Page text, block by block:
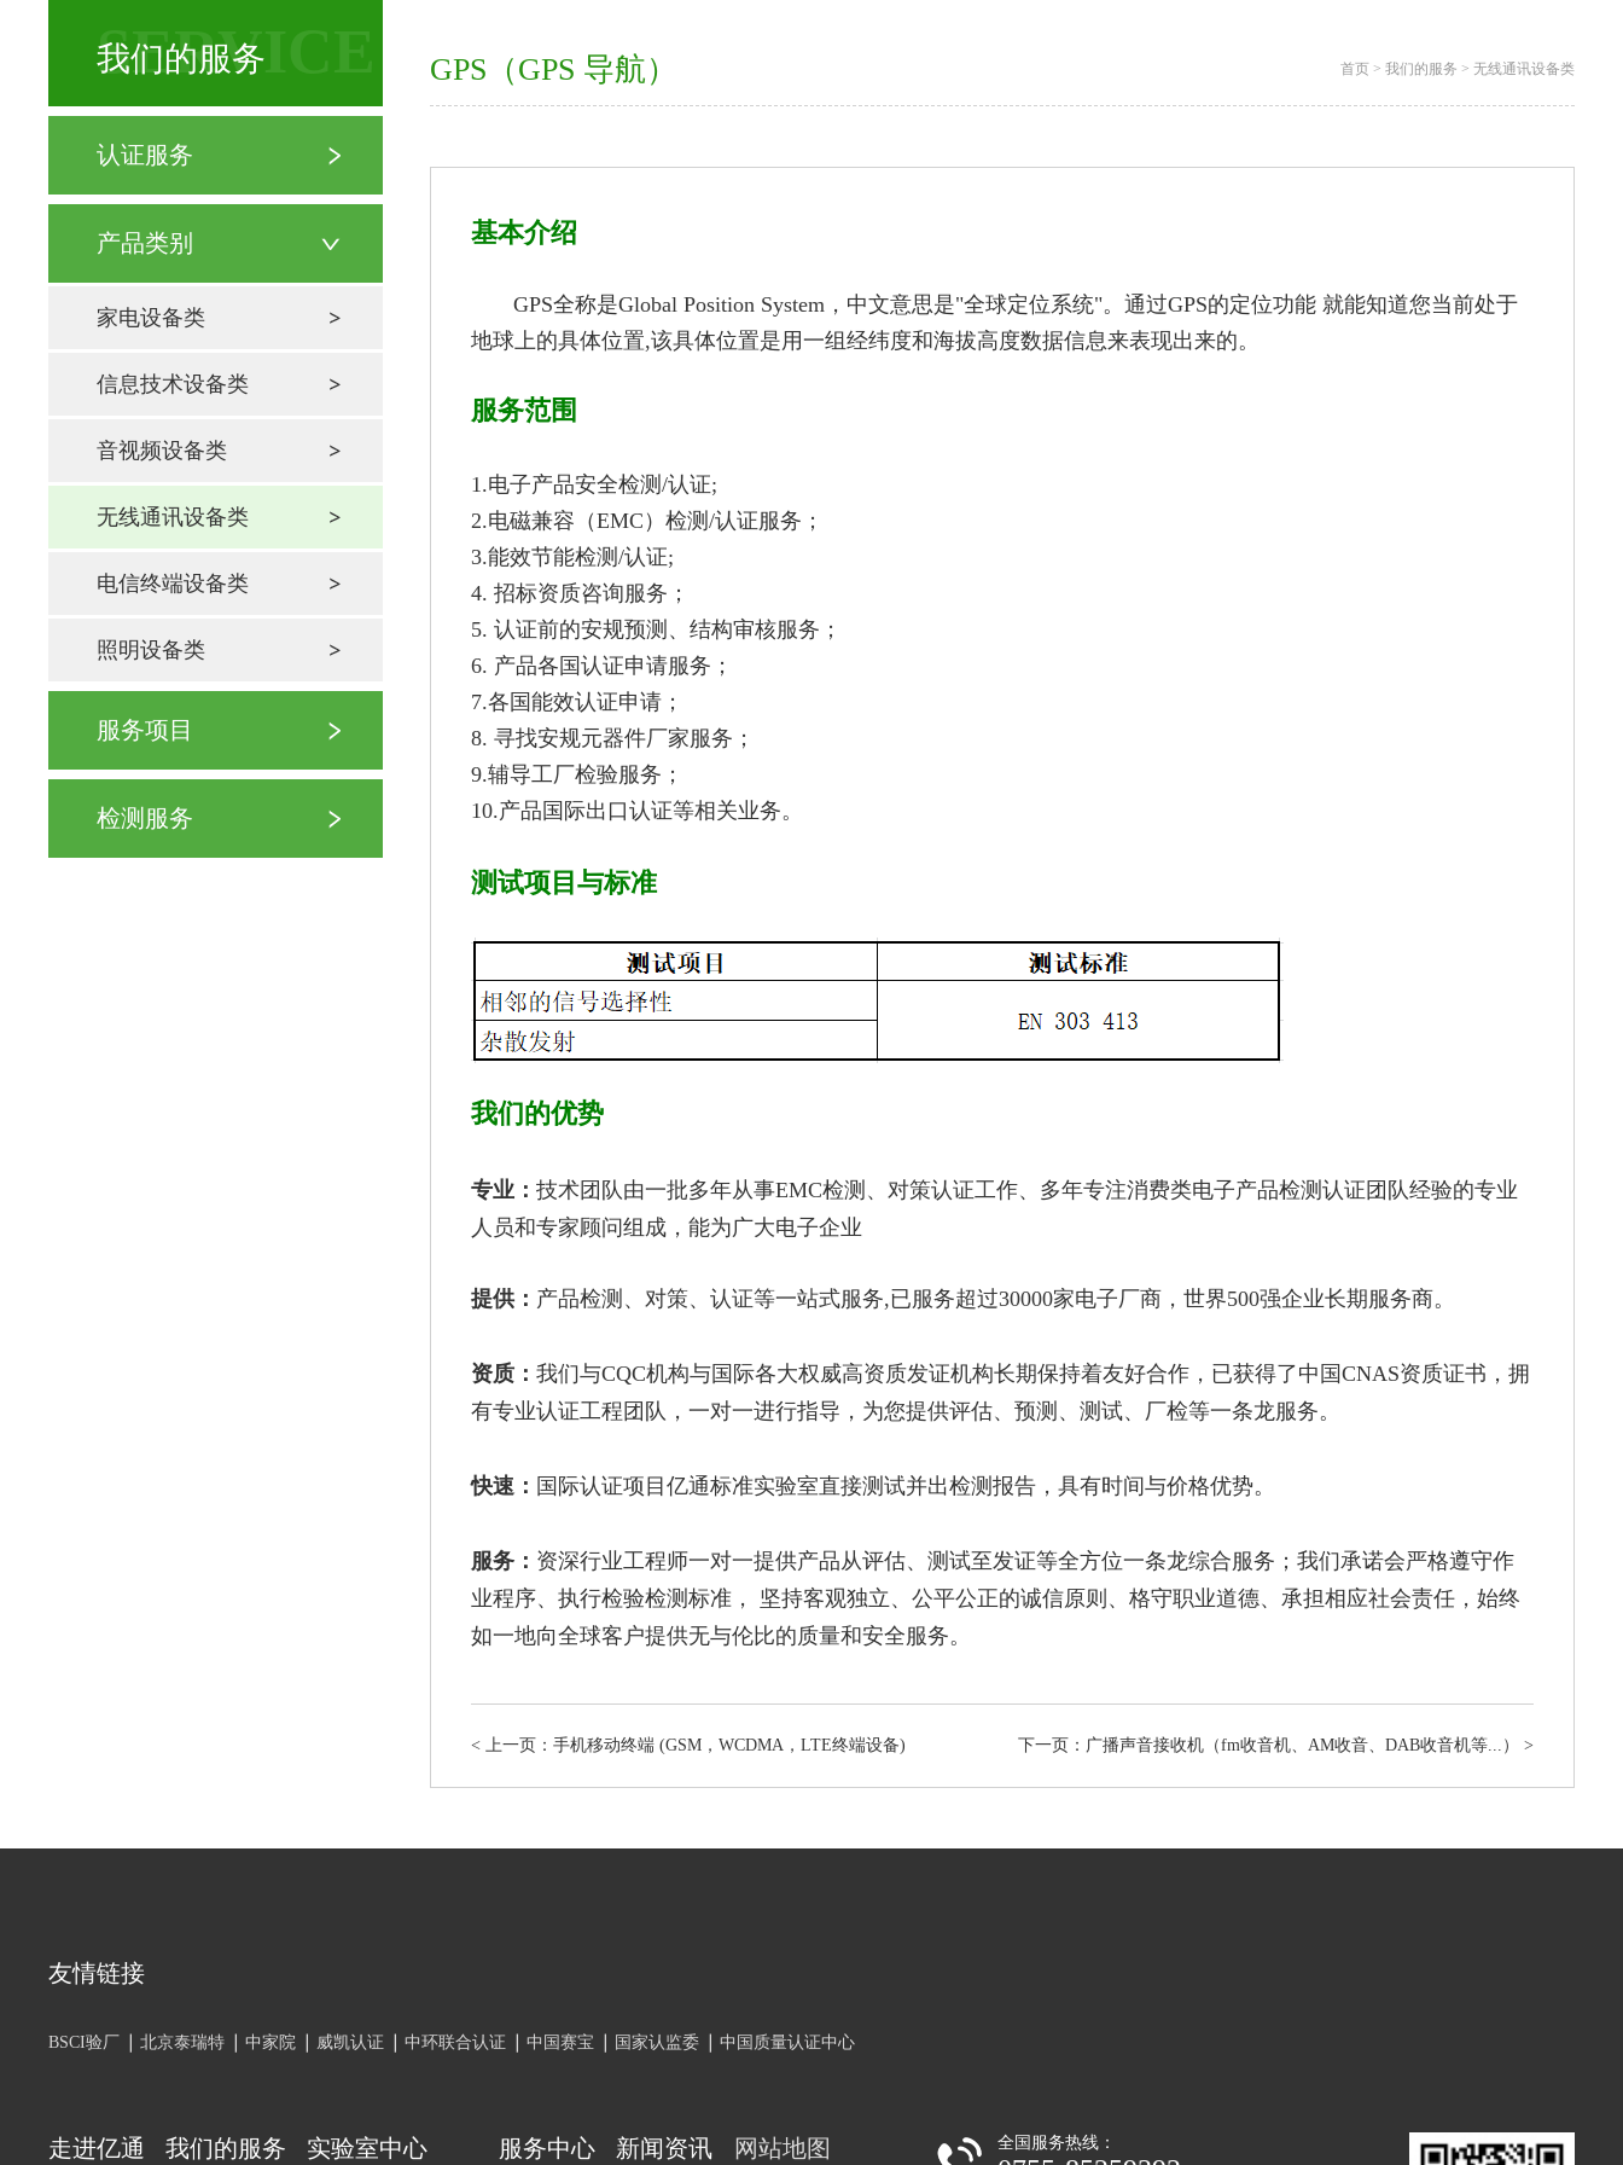
SERVICE
我们的服务
认证服务
产品类别
家电设备类
信息技术设备类
音视频设备类
无线通讯设备类
电信终端设备类
照明设备类
服务项目
检测服务
GPS（GPS 导航） 首页> 我们的服务 > 无线通讯设备类
基本介绍
GPS全称是Global Position System，中文意思是"全球定位系统"。通过GPS的定位功能 就能知道您当前处于
地球上的具体位置,该具体位置是用一组经纬度和海拔高度数据信息来表现出来的。
服务范围
1.电子产品安全检测/认证;
2.电磁兼容（EMC）检测/认证服务；
3.能效节能检测/认证;
4. 招标资质咨询服务；
5. 认证前的安规预测、结构审核服务；
6. 产品各国认证申请服务；
7.各国能效认证申请；
8. 寻找安规元器件厂家服务；
9.辅导工厂检验服务；
10.产品国际出口认证等相关业务。
测试项目与标准
我们的优势
专业：技术团队由一批多年从事EMC检测、对策认证工作、多年专注消费类电子产品检测认证团队经验的专业
人员和专家顾问组成，能为广大电子企业
提供： 产品检测、对策、认证等一站式服务,已服务超过30000家电子厂商，世界500强企业长期服务商。
资质：我们与CQC机构与国际各大权威高资质发证机构长期保持着友好合作，已获得了中国CNAS资质证书，拥
有专业认证工程团队，一对一进行指导，为您提供评估、预测、测试、厂检等一条龙服务。
快速： 国际认证项目亿通标准实验室直接测试并出检测报告，具有时间与价格优势。
服务： 资深行业工程师一对一提供产品从评估、测试至发证等全方位一条龙综合服务；我们承诺会严格遵守作
业程序、执行检验检测标准， 坚持客观独立、公平公正的诚信原则、格守职业道德、承担相应社会责任，始终
如一地向全球客户提供无与伦比的质量和安全服务。
<上一页：手机移动终端 (GSM，WCDMA，LTE终端设备) 下一页：广播声音接收机（fm收音机、AM收音、DAB收音机等...） >
友情链接
BSCI验厂 北京泰瑞特 中家院 威凯认证 中环联合认证 中国赛宝 国家认监委 中国质量认证中心
走进亿通 我们的服务 实验室中心 服务中心 新闻资讯 网站地图 全国服务热线：